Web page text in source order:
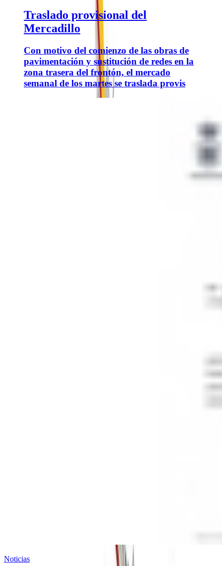
Traslado provisional del
Mercadillo
Con motivo del comienzo de las obras de
pavimentación y sustitución de redes en la
zona trasera del frontón, el mercado
semanal de los martes se traslada provis
Noticias